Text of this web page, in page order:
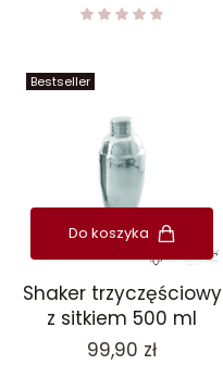
Bestseller
Do koszyka
Shaker trzyczęściowy
z sitkiem 500 ml
Cena
99,90 zł